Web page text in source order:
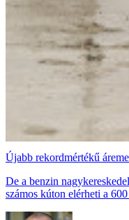
Újabb rekordmértékű
De a benzin
számos kúton elérheti a